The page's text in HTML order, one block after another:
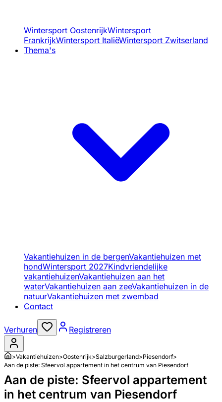
Wintersport OostenrijkWintersport
FrankrijkWintersport ItaliëWintersport Zwitserland
Thema's
Vakantiehuizen in de bergenVakantiehuizen met
hondWintersport 2027Kindvriendelijke
vakantiehuizenVakantiehuizen aan het
waterVakantiehuizen aan zeeVakantiehuizen in de
natuurVakantiehuizen met zwembad
Contact
Verhuren Registreren
>Vakantiehuizen>Oostenrijk>Salzburgerland>Piesendorf>
Aan de piste: Sfeervol appartement in het centrum van Piesendorf
Aan de piste: Sfeervol appartement
in het centrum van Piesendorf